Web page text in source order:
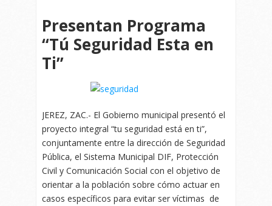
Presentan Programa
“Tú Seguridad Esta en
Ti”
JEREZ, ZAC.- El Gobierno municipal presentó el
proyecto integral “tu seguridad está en ti”,
conjuntamente entre la dirección de Seguridad
Pública, el Sistema Municipal DIF, Protección
Civil y Comunicación Social con el objetivo de
orientar a la población sobre cómo actuar en
casos específicos para evitar ser víctimas de